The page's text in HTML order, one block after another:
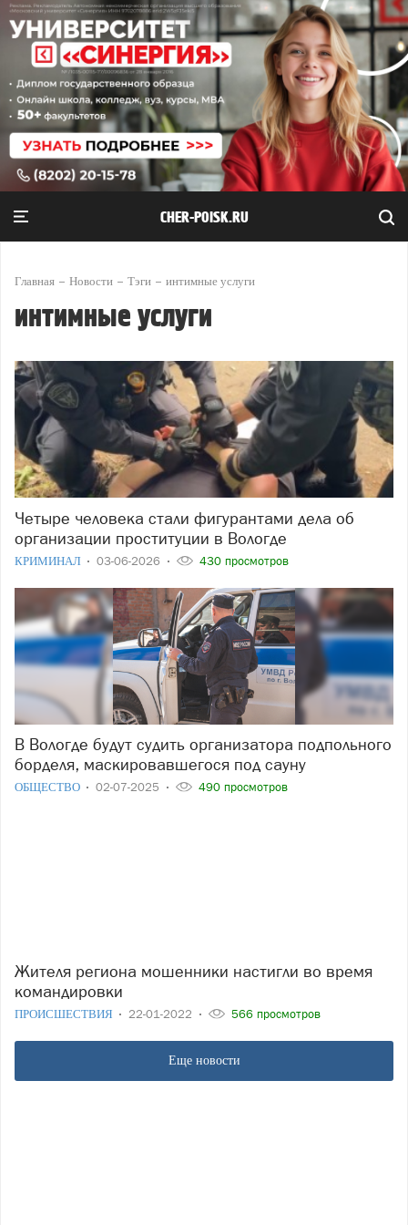
CHER-POISK.RU
Главная Новости Тэги интимные услуги
интимные услуги
Четыре человека стали фигурантами дела об
организации проституции в Вологде
КРИМИНАЛ 03-06-2026 430 просмотров
В Вологде будут судить организатора подпольного
борделя, маскировавшегося под сауну
ОБЩЕСТВО 02-07-2025 490 просмотров
Жителя региона мошенники настигли во время
командировки
ПРОИСШЕСТВИЯ 22-01-2022 566 просмотров
Еще новости